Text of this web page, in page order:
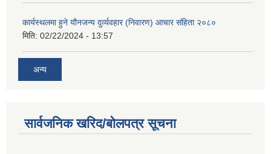
कार्यस्थलमा हुने यौनजन्य दुर्व्यवहार (निवारण) आचार संहिता २०८०
मिति: 02/22/2024 - 13:57
अन्य
सार्वजनिक खरिद/बोलपत्र सूचना